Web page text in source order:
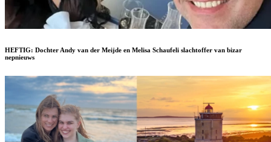
HEFTIG: Dochter Andy van der Meijde en Melisa Schaufeli slachtoffer van bizar
nepnieuws